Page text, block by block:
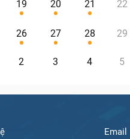
19 20 21 22
26 27 28 29
2 3 4 5
Email